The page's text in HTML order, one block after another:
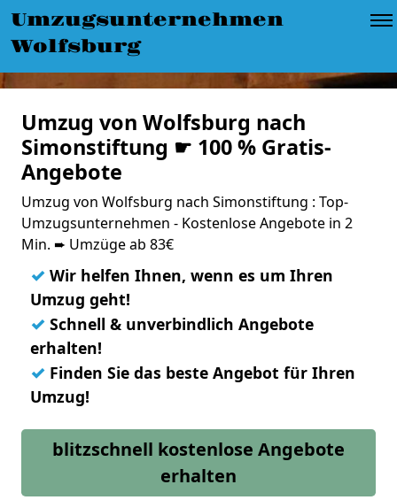
Umzugsunternehmen
Wolfsburg
Umzug von Wolfsburg nach
Simonstiftung ☛ 100 % Gratis-
Angebote
Umzug von Wolfsburg nach Simonstiftung : Top-
Umzugsunternehmen - Kostenlose Angebote in 2
Min. ➨ Umzüge ab 83€
✓ Wir helfen Ihnen, wenn es um Ihren
Umzug geht!
✓ Schnell & unverbindlich Angebote
erhalten!
✓ Finden Sie das beste Angebot für Ihren
Umzug!
blitzschnell kostenlose Angebote
erhalten